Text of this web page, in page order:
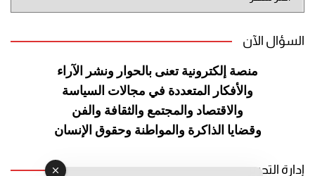
الموقع
السؤال الآن
منصة إلكترونية تعنى بالحوار ونشر
الآراء
والأفكار المتعددة في مجالات السياسة
والاقتصاد والمجتمع والثقافة والفن
وقضايا الذاكرة والمواطنة وحقوق الإنسان
إدارة التحرير